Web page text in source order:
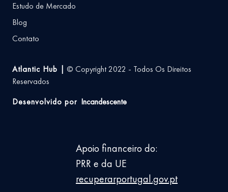
Estudo de Mercado
Blog
Contato
Atlantic Hub |
© Copyright 2022 - Todos Os Direitos
Reservados
Desenvolvido por Incandescente
Apoio financeiro do:
PRR e da UE
recuperarportugal.gov.pt